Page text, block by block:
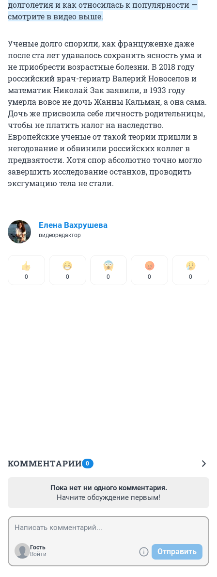
долголетия и как относилась к популярности —
смотрите в видео выше.
Ученые долго спорили, как француженке даже
после ста лет удавалось сохранить ясность ума и
не приобрести возрастные болезни. В 2018 году
российский врач-гериатр Валерий Новоселов и
математик Николай Зак заявили, в 1933 году
умерла вовсе не дочь Жанны Кальман, а она сама.
Дочь же присвоила себе личность родительницы,
чтобы не платить налог на наследство.
Европейские ученые от такой теории пришли в
негодование и обвинили российских коллег в
предвзятости. Хотя спор абсолютно точно могло
завершить исследование останков, проводить
эксгумацию тела не стали.
Елена Вахрушева
видеоредактор
0 0 0 0 0
КОММЕНТАРИИ 0
Пока нет ни одного комментария.
Начните обсуждение первым!
Гость
Войти
Отправить